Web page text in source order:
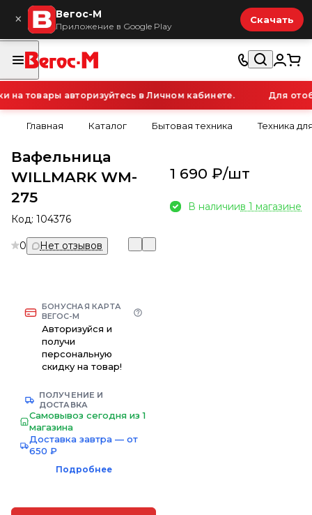
× Вегос-М
Приложение в Google Play
Скачать
товары авторизуйтесь в Личном кабинете. Для
Главная Каталог Бытовая техника Техника
Вафельница
WILLMARK WM-
275
Код: 104376
0 Нет отзывов
БОНУСНАЯ КАРТА
ВЕГОС-М
Авторизуйся и
получи
персональную
скидку на товар!
ПОЛУЧЕНИЕ И
ДОСТАВКА
Самовывоз сегодня из 1
магазина
Доставка завтра — от
650 ₽
Подробнее
1 690 ₽/шт
В наличиив 1 магазине